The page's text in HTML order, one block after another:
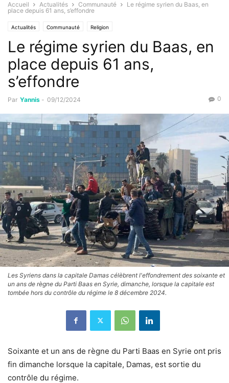
Accueil Actualités Communauté
Le régime syrien du Baas, en
place depuis 61 ans, s’effondre
Actualités Communauté Religion
Le régime syrien du Baas, en
place depuis 61 ans,
s’effondre
Par Yannis - 09/12/2024 0
Les Syriens dans la capitale Damas célèbrent l'effondrement des soixante et
un ans de règne du Parti Baas en Syrie, dimanche, lorsque la capitale est
tombée hors du contrôle du régime le 8 décembre 2024.
Soixante et un ans de règne du Parti Baas en Syrie ont pris
fin dimanche lorsque la capitale, Damas, est sortie du
contrôle du régime.